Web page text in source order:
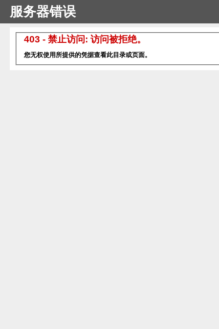
服务器错误
403 - 禁止访问: 访问被拒绝。
您无权使用所提供的凭据查看此目录或页面。